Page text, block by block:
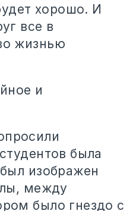
хорошо. И
все в
жизнью
и
была
изображен
между
было гнездо с